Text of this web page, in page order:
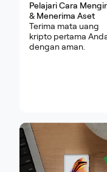
Pelajari Cara
& Menerima Aset
Terima mata uang
kripto pertama
dengan aman.